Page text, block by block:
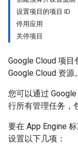
设置项目的项目 ID
停用应用
关停项目
Google Cloud 项
Google Cloud 资源。
您可以通过
行所有管理任务，
要在 App Engine
设置以下几项：